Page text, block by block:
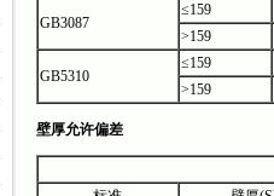
GB3087
≤159
>159
GB5310
≤159
>159
壁厚允许偏差